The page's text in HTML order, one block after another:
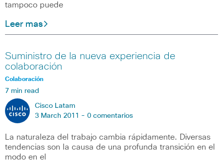
tampoco puede
Leer mas
Suministro de la nueva experiencia de
colaboración
Colaboración
7 min read
Cisco Latam
3 March 2011 - 0 comentarios
La naturaleza del trabajo cambia rápidamente. Diversas
tendencias son la causa de una profunda transición en el
modo en el